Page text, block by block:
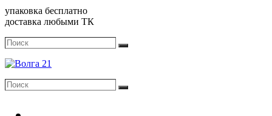
упаковка бесплатно
доставка любыми ТК
Поиск
Поиск
Поиск
Поиск